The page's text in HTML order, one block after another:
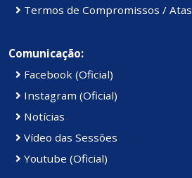
Termos de Compromissos / Atas
Comunicação:
Facebook (Oficial)
Instagram (Oficial)
Notícias
Vídeo das Sessões
Youtube (Oficial)